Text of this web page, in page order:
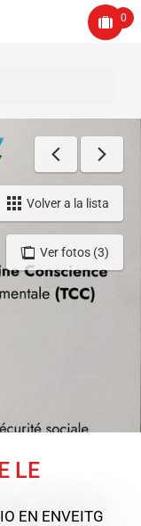
0
Ver fotos (3)
Volver a la lista
LE
EN ENVEITG